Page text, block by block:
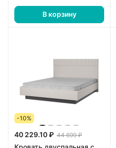
В корзину
-10%
40 229.10 ₽ 44 699 ₽